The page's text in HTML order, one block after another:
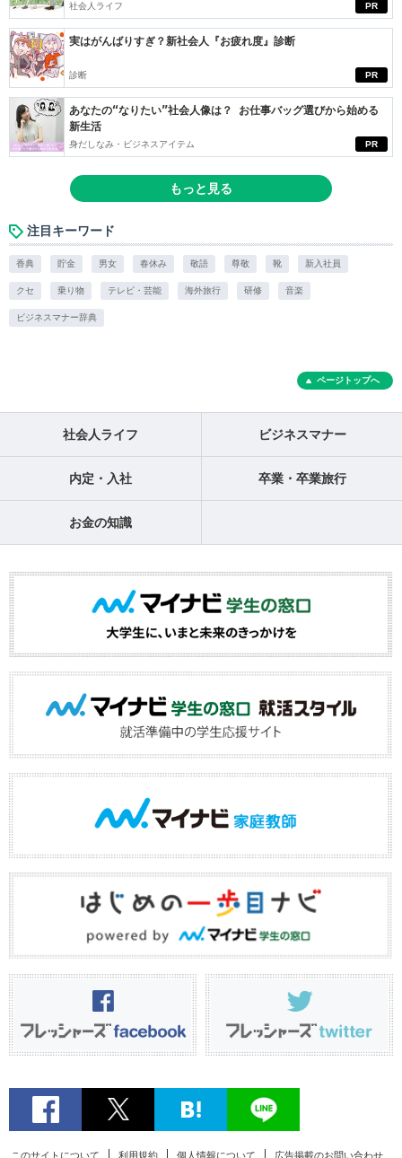
PR
社会人ライフ
PR
実はがんばりすぎ？新社会人『お疲れ度』診断
診断
PR
あなたの“なりたい”社会人像は？ お仕事バッグ選びから始める
新生活
身だしなみ・ビジネスアイテム
もっと見る
注目キーワード
香典 貯金 男女 春休み 敬語 尊敬 靴 新入社員
クセ 乗り物 テレビ・芸能 海外旅行 研修 音楽
ビジネスマナー辞典
ページトップへ
社会人ライフ ビジネスマナー
内定・入社 卒業・卒業旅行
お金の知識
このサイトについて 利用規約 個人情報について 広告掲載のお問い合わせ